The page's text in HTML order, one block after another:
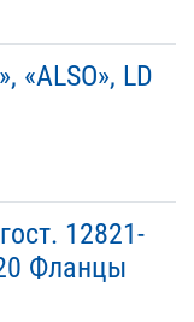
«ALSO», LD
12821-
Фланцы